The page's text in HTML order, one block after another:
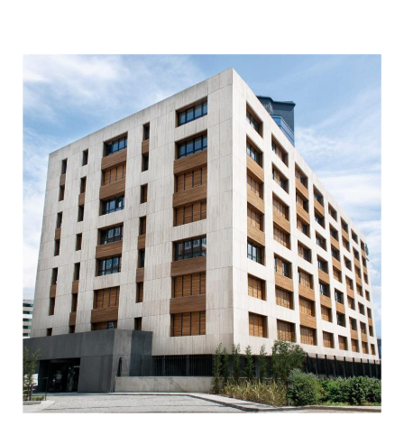
لاختيار
والرخام
للمساحات
الخارجية
|
نصائح
من
مصنع
قربي